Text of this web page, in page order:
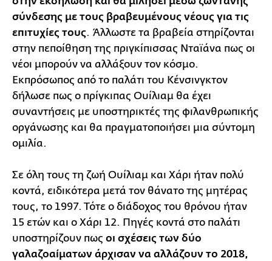
σύνδεσης με τους βραβευμένους νέους για τις
επιτυχίες τους. Άλλωστε τα βραβεία στηρίζονται
στην πεποίθηση της πριγκίπισσας Νταϊάνα πως οι
νέοι μπορούν να αλλάξουν τον κόσμο.
Εκπρόσωπος από το παλάτι του Κένσινγκτον
δήλωσε πως ο πρίγκιπας Ουίλιαμ θα έχει
συναντήσεις με υποστηρικτές της φιλανθρωπικής
οργάνωσης και θα πραγματοποιήσει μια σύντομη
ομιλία.
Σε όλη τους τη ζωή Ουίλιαμ και Χάρι ήταν πολύ
κοντά, ειδικότερα μετά τον θάνατο της μητέρας
τους, το 1997. Τότε ο διάδοχος του θρόνου ήταν
15 ετών και ο Χάρι 12. Πηγές κοντά στο παλάτι
υποστηρίζουν πως οι σχέσεις των δύο
γαλαζοαίματων άρχισαν να αλλάζουν το 2018,